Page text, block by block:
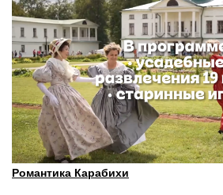
Романтика Карабихи